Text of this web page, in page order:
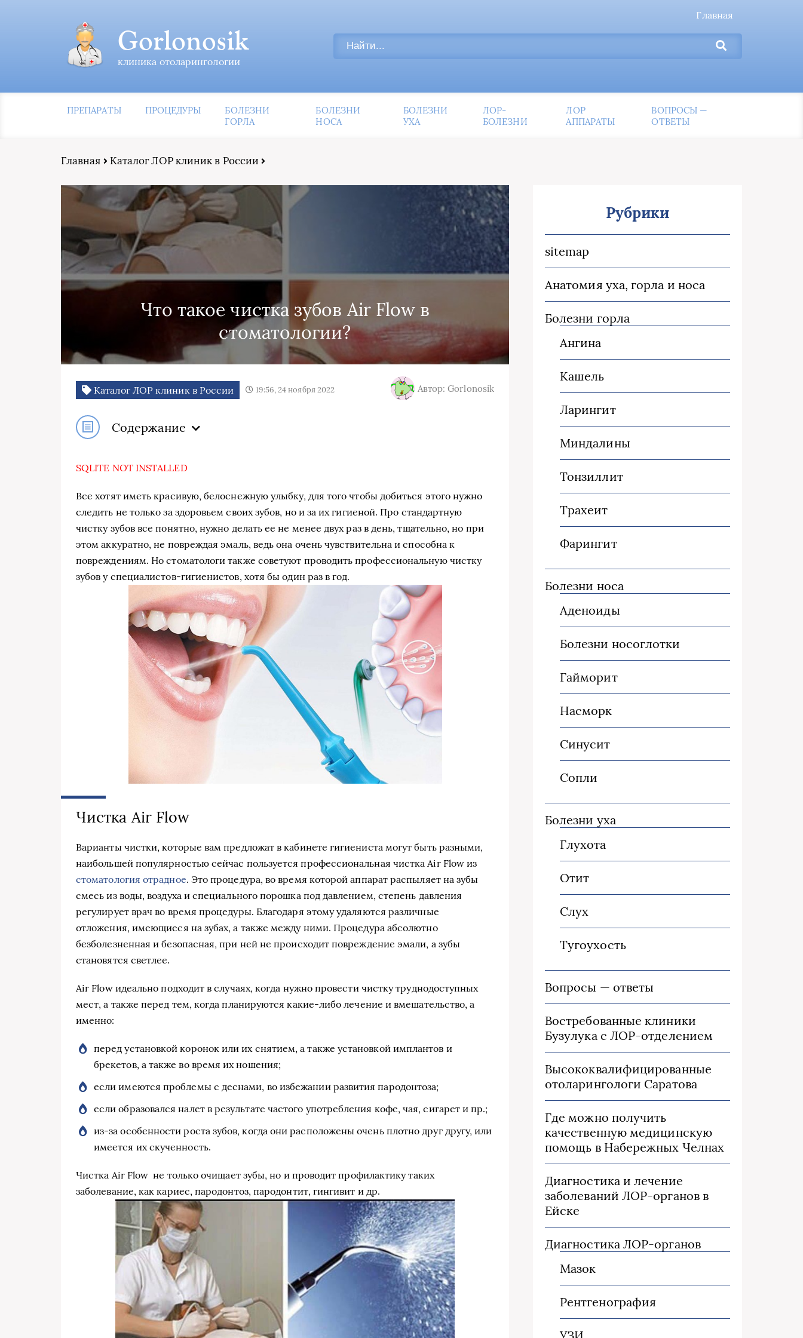
Главная
Gorlonosik
клиника отоларингологии
ПРЕПАРАТЫ ПРОЦЕДУРЫ
БОЛЕЗНИ
ГОРЛА
БОЛЕЗНИ
НОСА
БОЛЕЗНИ
УХА
ЛОР-
БОЛЕЗНИ
ЛОР
АППАРАТЫ
ВОПРОСЫ —
ОТВЕТЫ
Главная Каталог ЛОР клиник в России
Что такое чистка зубов Air Flow в
стоматологии?
Каталог ЛОР клиник в России 19:56, 24 ноября 2022 Автор: Gorlonosik
Содержание
SQLITE NOT INSTALLED
Все хотят иметь красивую, белоснежную улыбку, для того чтобы добиться этого нужно
следить не только за здоровьем своих зубов, но и за их гигиеной. Про стандартную
чистку зубов все понятно, нужно делать ее не менее двух раз в день, тщательно, но при
этом аккуратно, не повреждая эмаль, ведь она очень чувствительна и способна к
повреждениям. Но стоматологи также советуют проводить профессиональную чистку
зубов у специалистов-гигиенистов, хотя бы один раз в год.
Чистка Air Flow
Варианты чистки, которые вам предложат в кабинете гигиениста могут быть разными,
наибольшей популярностью сейчас пользуется профессиональная чистка Air Flow из
стоматология отрадное. Это процедура, во время которой аппарат распыляет на зубы
смесь из воды, воздуха и специального порошка под давлением, степень давления
регулирует врач во время процедуры. Благодаря этому удаляются различные
отложения, имеющиеся на зубах, а также между ними. Процедура абсолютно
безболезненная и безопасная, при ней не происходит повреждение эмали, а зубы
становятся светлее.
Air Flow идеально подходит в случаях, когда нужно провести чистку труднодоступных
мест, а также перед тем, когда планируются какие-либо лечение и вмешательство, а
именно:
перед установкой коронок или их снятием, а также установкой имплантов и
брекетов, а также во время их ношения;
если имеются проблемы с деснами, во избежании развития пародонтоза;
если образовался налет в результате частого употребления кофе, чая, сигарет и пр.;
из-за особенности роста зубов, когда они расположены очень плотно друг другу, или
имеется их скученность.
Чистка Air Flow не только очищает зубы, но и проводит профилактику таких
заболевание, как кариес, пародонтоз, пародонтит, гингивит и др.
Рубрики
sitemap
Анатомия уха, горла и носа
Болезни горла
Ангина
Кашель
Ларингит
Миндалины
Тонзиллит
Трахеит
Фарингит
Болезни носа
Аденоиды
Болезни носоглотки
Гайморит
Насморк
Синусит
Сопли
Болезни уха
Глухота
Отит
Слух
Тугоухость
Вопросы — ответы
Востребованные клиники
Бузулука с ЛОР-отделением
Высококвалифицированные
отоларингологи Саратова
Где можно получить
качественную медицинскую
помощь в Набережных Челнах
Диагностика и лечение
заболеваний ЛОР-органов в
Ейске
Диагностика ЛОР-органов
Мазок
Рентгенография